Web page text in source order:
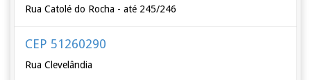
Rua Catolé do Rocha - até 245/246
CEP 51260290
Rua Clevelândia